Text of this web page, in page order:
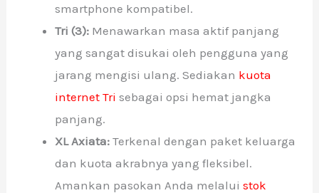
smartphone kompatibel.
Tri (3): Menawarkan masa aktif panjang
yang sangat disukai oleh pengguna yang
jarang mengisi ulang. Sediakan kuota
internet Tri sebagai opsi hemat jangka
panjang.
XL Axiata: Terkenal dengan paket keluarga
dan kuota akrabnya yang fleksibel.
Amankan pasokan Anda melaluistok